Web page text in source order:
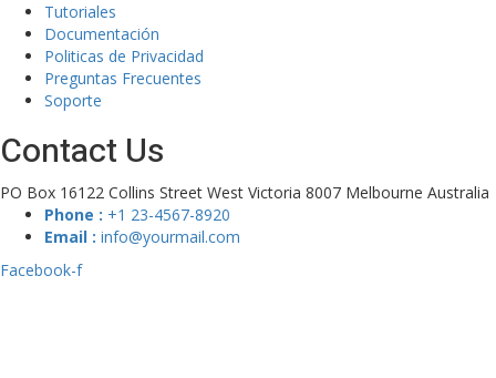
Tutoriales
Documentación
Politicas de Privacidad
Preguntas Frecuentes
Soporte
Contact Us
PO Box 16122 Collins Street West Victoria 8007 Melbourne Australia
Phone : +1 23-4567-8920
Email : info@yourmail.com
Facebook-f